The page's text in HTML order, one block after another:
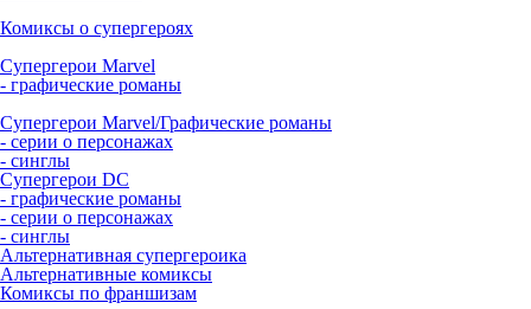
Комиксы о супергероях
Супергерои Marvel
- графические романы
Супергерои Marvel/Графические романы
- серии о персонажах
- синглы
Супергерои DC
- графические романы
- серии о персонажах
- синглы
Альтернативная супергероика
Альтернативные комиксы
Комиксы по франшизам